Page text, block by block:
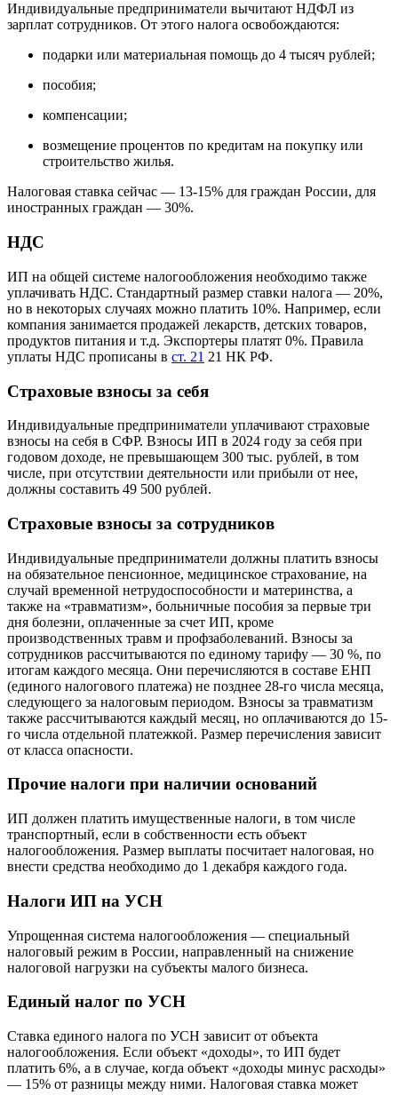
Индивидуальные предприниматели вычитают НДФЛ из
зарплат сотрудников. От этого налога освобождаются:
подарки или материальная помощь до 4 тысяч рублей;
пособия;
компенсации;
возмещение процентов по кредитам на покупку или
строительство жилья.
Налоговая ставка сейчас — 13-15% для граждан России, для
иностранных граждан — 30%.
НДС
ИП на общей системе налогообложения необходимо также
уплачивать НДС. Стандартный размер ставки налога — 20%,
но в некоторых случаях можно платить 10%. Например, если
компания занимается продажей лекарств, детских товаров,
продуктов питания и т.д. Экспортеры платят 0%. Правила
уплаты НДС прописаны в ст. 21 21 НК РФ.
Страховые взносы за себя
Индивидуальные предприниматели уплачивают страховые
взносы на себя в СФР. Взносы ИП в 2024 году за себя при
годовом доходе, не превышающем 300 тыс. рублей, в том
числе, при отсутствии деятельности или прибыли от нее,
должны составить 49 500 рублей.
Страховые взносы за сотрудников
Индивидуальные предприниматели должны платить взносы
на обязательное пенсионное, медицинское страхование, на
случай временной нетрудоспособности и материнства, а
также на «травматизм», больничные пособия за первые три
дня болезни, оплаченные за счет ИП, кроме
производственных травм и профзаболеваний. Взносы за
сотрудников рассчитываются по единому тарифу — 30 %, по
итогам каждого месяца. Они перечисляются в составе ЕНП
(единого налогового платежа) не позднее 28-го числа месяца,
следующего за налоговым периодом. Взносы за травматизм
также рассчитываются каждый месяц, но оплачиваются до 15-
го числа отдельной платежкой. Размер перечисления зависит
от класса опасности.
Прочие налоги при наличии оснований
ИП должен платить имущественные налоги, в том числе
транспортный, если в собственности есть объект
налогообложения. Размер выплаты посчитает налоговая, но
внести средства необходимо до 1 декабря каждого года.
Налоги ИП на УСН
Упрощенная система налогообложения — специальный
налоговый режим в России, направленный на снижение
налоговой нагрузки на субъекты малого бизнеса.
Единый налог по УСН
Ставка единого налога по УСН зависит от объекта
налогообложения. Если объект «доходы», то ИП будет
платить 6%, а в случае, когда объект «доходы минус расходы»
— 15% от разницы между ними. Налоговая ставка может